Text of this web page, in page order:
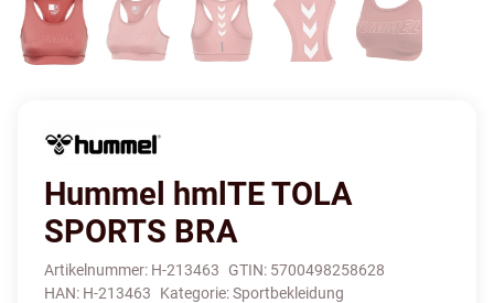
Hummel hmlTE TOLA
SPORTS BRA
Artikelnummer: H-213463 GTIN: 5700498258628
HAN: H-213463 Kategorie:Sportbekleidung